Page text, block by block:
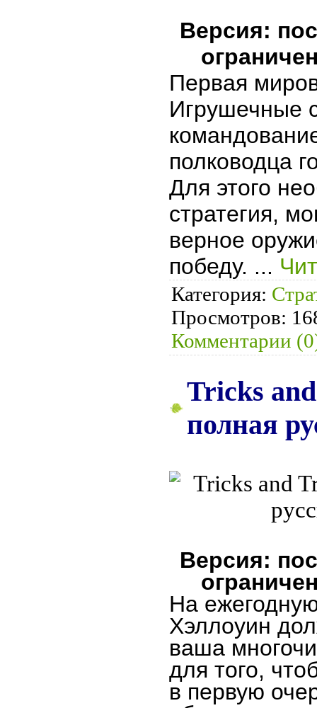
Версия:
Первая
Игрушечные
полководца
Для этого
стратегия,
верное
победу. ...
Категория:
Просмотров:
Комментарии
Tricks
полная
Версия:
На
Хэллоуин
ваша
для того,
в первую